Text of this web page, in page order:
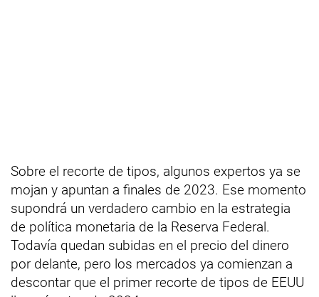
Sobre el recorte de tipos, algunos expertos ya se
mojan y apuntan a finales de 2023. Ese momento
supondrá un verdadero cambio en la estrategia
de política monetaria de la Reserva Federal.
Todavía quedan subidas en el precio del dinero
por delante, pero los mercados ya comienzan a
descontar que el primer recorte de tipos de EEUU